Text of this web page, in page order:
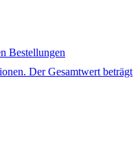
Bestellungen
Der Gesamtwert beträgt